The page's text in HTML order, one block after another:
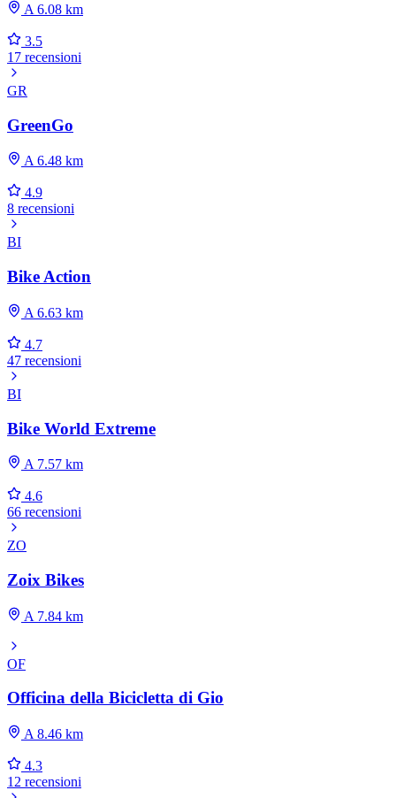
A 6.08 km
3.5
17 recensioni
GR
GreenGo
A 6.48 km
4.9
8 recensioni
BI
Bike Action
A 6.63 km
4.7
47 recensioni
BI
Bike World Extreme
A 7.57 km
4.6
66 recensioni
ZO
Zoix Bikes
A 7.84 km
OF
Officina della Bicicletta di Gio
A 8.46 km
4.3
12 recensioni